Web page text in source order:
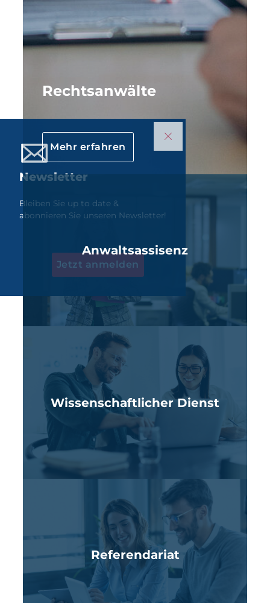
Newsletter
Bleiben Sie up to date &
abonnieren Sie unseren Newsletter!
Jetzt anmelden
Rechtsanwälte
Mehr erfahren
Anwaltsassisenz
Wissenschaftlicher Dienst
Referendariat